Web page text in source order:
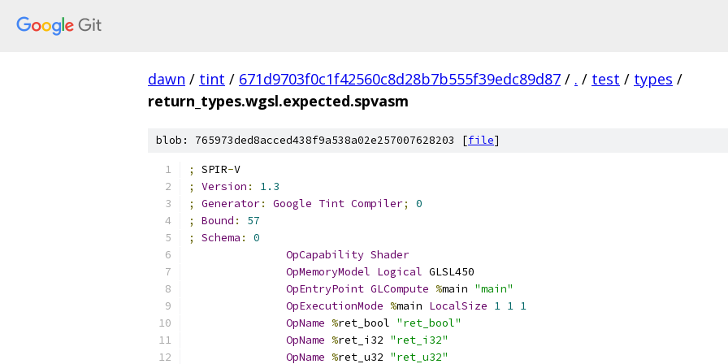
dawn / tint / 671d9703f0c1f42560c8d28b7b555f39edc89d87 / . / test / types /
return_types.wgsl.expected.spvasm
blob: 765973ded8acced438f9a538a02e257007628203 [file]
; SPIR-V
;
Version :
1.3
;
Generator: Google Tint Compiler;
0
;
Bound :
57
;
Schema :
0
OpCapability Shader
OpMemoryModel Logical GLSL450
OpEntryPoint GLCompute %main "main"
OpExecutionMode %main LocalSize 1 1 1
OpName %ret_bool "ret_bool"
OpName %ret_i32 "ret_i32"
OpName %ret_u32 "ret_u32"